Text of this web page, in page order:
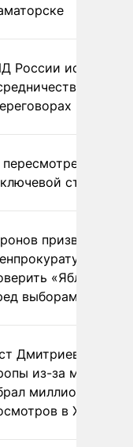
России исключил
по
ставке
призвал
«Яблоко»
выборами
Дмитриева о
из-за
миллион
в X